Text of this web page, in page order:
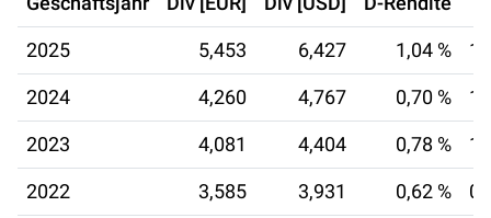
2025 5,453 6,427 1,04 %
2024 4,260 4,767 0,70 %
2023 4,081 4,404 0,78 %
2022 3,585 3,931 0,62 %